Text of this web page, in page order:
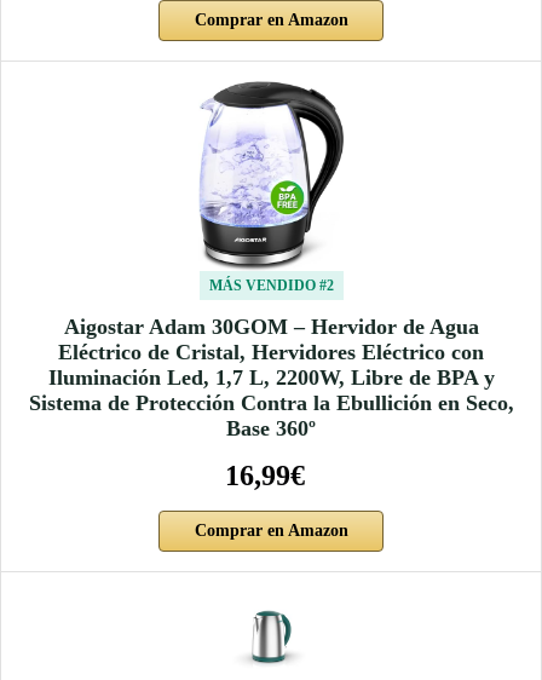
Comprar en Amazon
MÁS VENDIDO #2
Aigostar Adam 30GOM – Hervidor de Agua
Eléctrico de Cristal, Hervidores Eléctrico con
Iluminación Led, 1,7 L, 2200W, Libre de BPA y
Sistema de Protección Contra la Ebullición en Seco,
Base 360º
16,99€
Comprar en Amazon